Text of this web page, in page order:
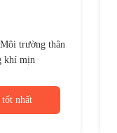
trường thân
khí mịn
nhất